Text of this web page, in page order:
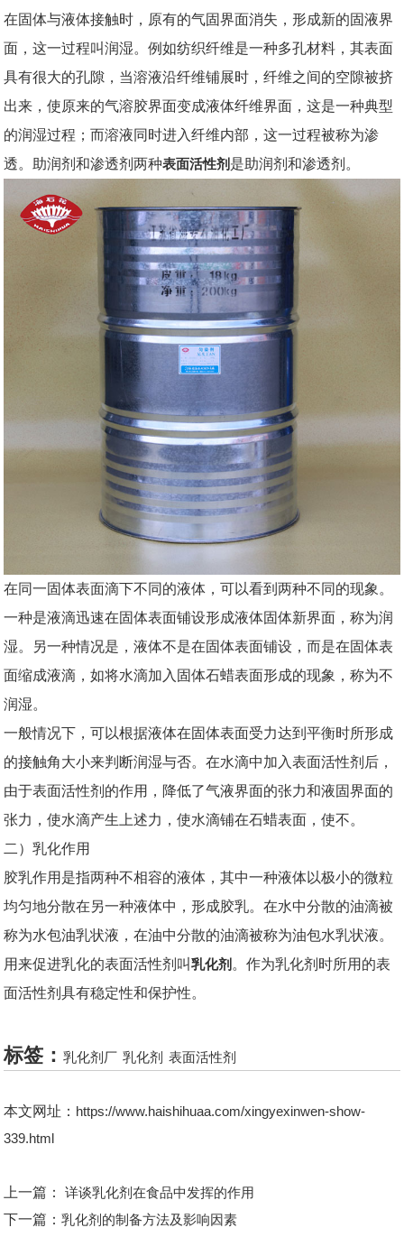
在固体与液体接触时，原有的气固界面消失，形成新的固液界
面，这一过程叫润湿。例如纺织纤维是一种多孔材料，其表面
具有很大的孔隙，当溶液沿纤维铺展时，纤维之间的空隙被挤
出来，使原来的气溶胶界面变成液体纤维界面，这是一种典型
的润湿过程；而溶液同时进入纤维内部，这一过程被称为渗
透。助润剂和渗透剂两种表面活性剂 是助润剂和渗透剂。
在同一固体表面滴下不同的液体，可以看到两种不同的现象。
一种是液滴迅速在固体表面铺设形成液体固体新界面，称为润
湿。另一种情况是，液体不是在固体表面铺设，而是在固体表
面缩成液滴，如将水滴加入固体石蜡表面形成的现象，称为不
润湿。
一般情况下，可以根据液体在固体表面受力达到平衡时所形成
的接触角大小来判断润湿与否。在水滴中加入表面活性剂后，
由于表面活性剂的作用，降低了气液界面的张力和液固界面的
张力，使水滴产生上述力，使水滴铺在石蜡表面，使不。
二）乳化作用
胶乳作用是指两种不相容的液体，其中一种液体以极小的微粒
均匀地分散在另一种液体中，形成胶乳。在水中分散的油滴被
称为水包油乳状液，在油中分散的油滴被称为油包水乳状液。
用来促进乳化的表面活性剂叫乳化剂 。作为乳化剂时所用的表
面活性剂具有稳定性和保护性。
标签：乳化剂厂 乳化剂 表面活性剂
本文网址： https://www.haishihuaa.com/xingyexinwen-show-
339.html
上一篇：
详谈乳化剂在食品中发挥的作用
下一篇：​乳化剂的制备方法及影响因素